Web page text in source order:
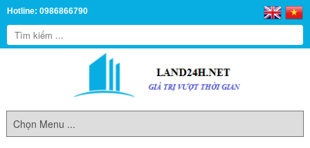
Hotline: 0986866790